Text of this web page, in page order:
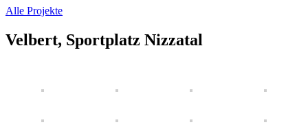
Alle Projekte
Velbert, Sportplatz Nizzatal